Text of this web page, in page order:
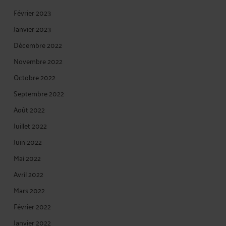
Février 2023
Janvier 2023
Décembre 2022
Novembre 2022
Octobre 2022
Septembre 2022
Août 2022
Juillet 2022
Juin 2022
Mai 2022
Avril 2022
Mars 2022
Février 2022
Janvier 2022